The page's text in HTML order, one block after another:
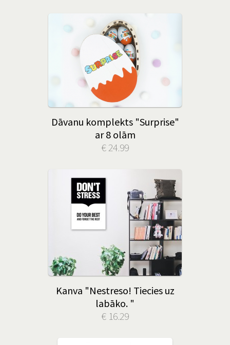
Dāvanu komplekts "Surprise"
ar 8 olām
€ 24.99
Kanva "Nestreso! Tiecies uz
labāko. "
€ 16.29